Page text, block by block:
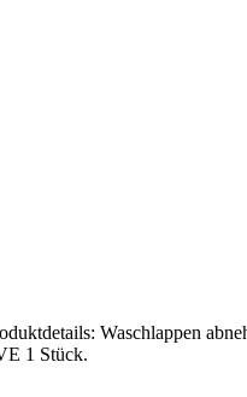
Waschlappen
1 Stück.